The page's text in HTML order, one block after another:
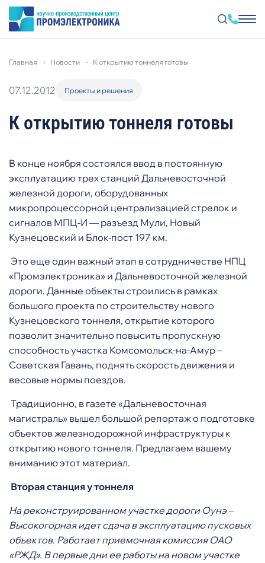
основному
главная новости к открытию тоннеля готовы
07.12.2012 Проекты и решения
К открытию тоннеля готовы
В конце ноября состоялся ввод в постоянную
эксплуатацию трех станций Дальневосточной
железной дороги, оборудованных
микропроцессорной централизацией стрелок и
сигналов МПЦ-И — разъезд Мули, Новый
Кузнецовский и Блок-пост 197 км.
Это еще один важный этап в сотрудничестве НПЦ
«Промэлектроника» и Дальневосточной железной
дороги. Данные объекты строились в рамках
большого проекта по строительству нового
Кузнецовского тоннеля, открытие которого
позволит значительно повысить пропускную
способность участка Комсомольск-на-Амур –
Советская Гавань, поднять скорость движения и
весовые нормы поездов.
Традиционно, в газете «Дальневосточная
магистраль» вышел большой репортаж о подготовке
объектов железнодорожной инфраструктуры к
открытию нового тоннеля. Предлагаем вашему
вниманию этот материал.
Вторая станция у тоннеля
На реконструированном участке дороги Оунэ­­ –
Высокогорная идет сдача в эксплуатацию пусковых
объектов. Работает приемочная комиссия ОАО
«РЖД». В первые дни ее работы на новом участке